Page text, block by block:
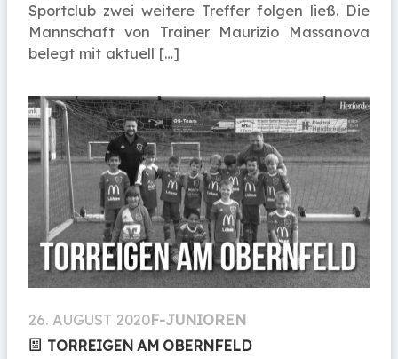
Sportclub zwei weitere Treffer folgen ließ. Die
Mannschaft von Trainer Maurizio Massanova
belegt mit aktuell […]
26. AUGUST 2020F-JUNIOREN
TORREIGEN AM OBERNFELD